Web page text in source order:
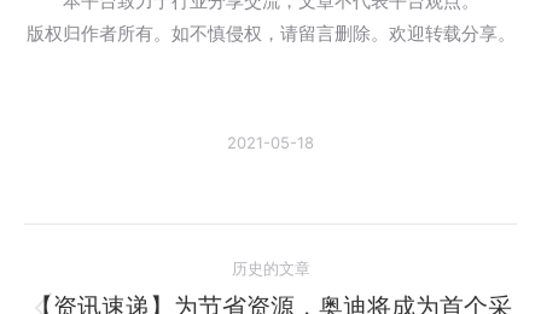
版权归作者所有。如不慎侵权，请留言删除。欢迎转载分享。
2021-05-18
章
历史的文章
【资讯速递】为节省资源，奥迪将成为首个采